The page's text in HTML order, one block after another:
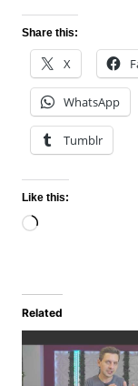
Share this:
X
WhatsApp
Tumblr
Like this:
Loading…
Related